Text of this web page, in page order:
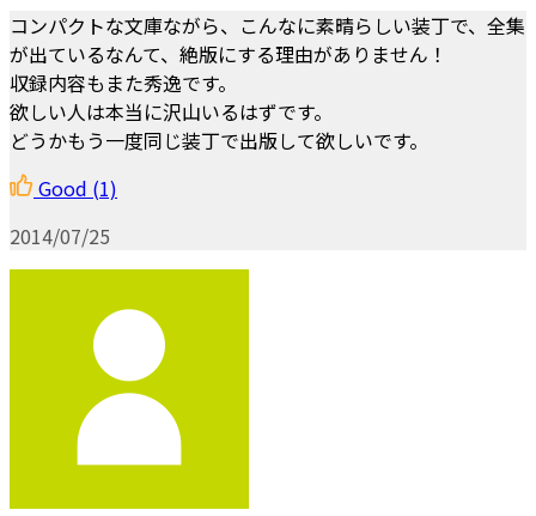
コンパクトな文庫ながら、こんなに素晴らしい装丁で、全集
が出ているなんて、絶版にする理由がありません！
収録内容もまた秀逸です。
欲しい人は本当に沢山いるはずです。
どうかもう一度同じ装丁で出版して欲しいです。
Good (1)
2014/07/25